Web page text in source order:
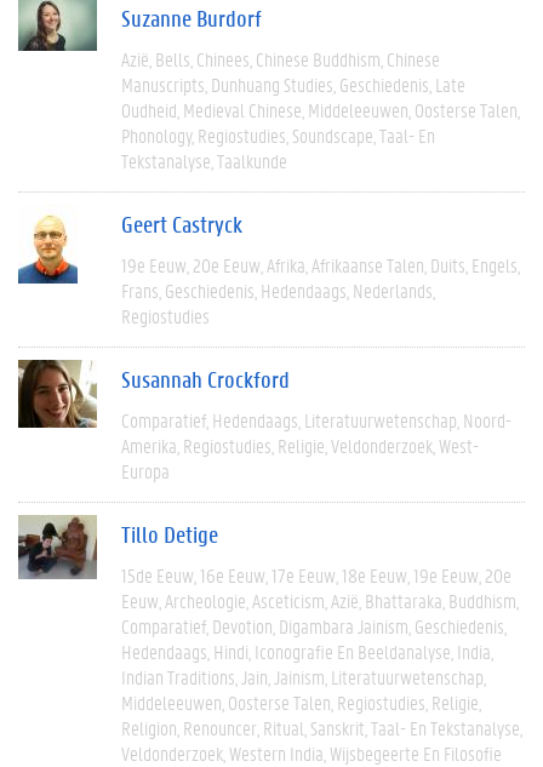
Suzanne Burdorf
Azië Bells Chinees Chinese Buddhism Chinese
Manuscripts Dunhuang Studies Geschiedenis Late
Oudheid Medieval Chinese Middeleeuwen Oosterse Talen
Phonology Regiostudies Soundscape Taal- En
Tekstanalyse Taalkunde
Geert Castryck
19e Eeuw 20e Eeuw Afrika Afrikaanse Talen Duits Engels
Frans Geschiedenis Hedendaags Nederlands
Regiostudies
Susannah Crockford
Comparatief Hedendaags Literatuurwetenschap Noord-
Amerika Regiostudies Religie Veldonderzoek West-
Europa
Tillo Detige
15de Eeuw 16e Eeuw 17e Eeuw 18e Eeuw 19e Eeuw 20e
Eeuw Archeologie Asceticism Azië Bhattaraka Buddhism
Comparatief Devotion Digambara Jainism Geschiedenis
Hedendaags Hindi Iconografie En Beeldanalyse India
Indian Traditions Jain Jainism Literatuurwetenschap
Middeleeuwen Oosterse Talen Regiostudies Religie
Religion Renouncer Ritual Sanskrit Taal- En Tekstanalyse
Veldonderzoek Western India Wijsbegeerte En Filosofie